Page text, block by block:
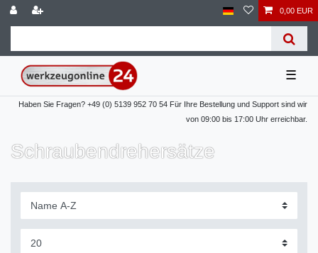
0,00 EUR
☰
Haben Sie Fragen? +49 (0) 5139 952 70 54 Für Ihre Bestellung und Support sind wir
von 09:00 bis 17:00 Uhr erreichbar.
Schraubendrehersätze